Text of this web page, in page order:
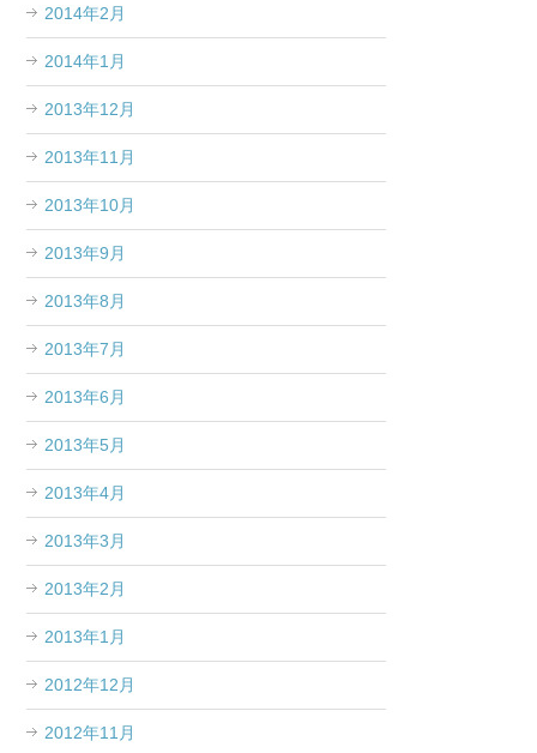
2014年2月
2014年1月
2013年12月
2013年11月
2013年10月
2013年9月
2013年8月
2013年7月
2013年6月
2013年5月
2013年4月
2013年3月
2013年2月
2013年1月
2012年12月
2012年11月